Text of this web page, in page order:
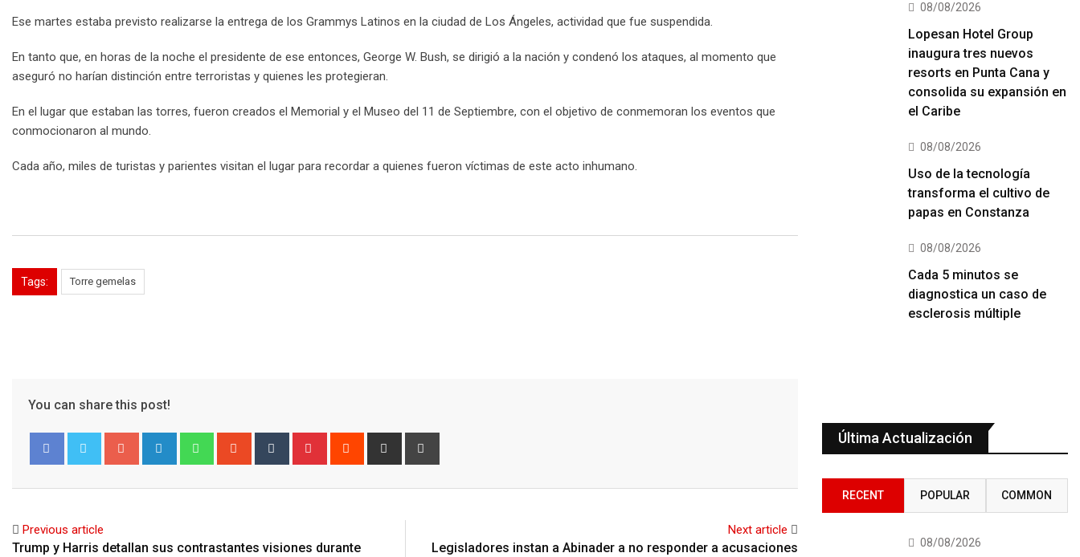
Ese martes estaba previsto realizarse la entrega de los Grammys Latinos en la ciudad de Los Ángeles, actividad que fue suspendida.
En tanto que, en horas de la noche el presidente de ese entonces, George W. Bush, se dirigió a la nación y condenó los ataques, al momento que
aseguró no harían distinción entre terroristas y quienes les protegieran.
En el lugar que estaban las torres, fueron creados el Memorial y el Museo del 11 de Septiembre, con el objetivo de conmemoran los eventos que
conmocionaron al mundo.
Cada año, miles de turistas y parientes visitan el lugar para recordar a quienes fueron víctimas de este acto inhumano.
Tags: Torre gemelas
You can share this post!
Google+ LinkedIn WhatsappStumbleUpon
Tumblr Pinterest Reddit
Share
Previous article
Trump y Harris detallan sus contrastantes visiones durante
Next article
Legisladores instan a Abinader a no responder a acusaciones
08/08/2026
Lopesan Hotel Group
inaugura tres nuevos
resorts en Punta Cana y
consolida su expansión en
el Caribe
08/08/2026
Uso de la tecnología
transforma el cultivo de
papas en Constanza
08/08/2026
Cada 5 minutos se
diagnostica un caso de
esclerosis múltiple
Última Actualización
RECENT POPULAR COMMON
08/08/2026